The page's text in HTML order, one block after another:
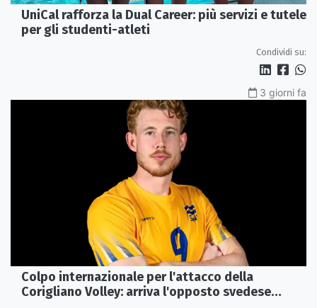
UniCal rafforza la Dual Career: più servizi e tutele
per gli studenti-atleti
Condividi su:
3 giorni fa
Colpo internazionale per l'attacco della
Corigliano Volley: arriva l'opposto svedese